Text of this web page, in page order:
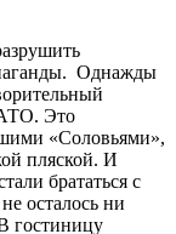
Однажды
Это
«Соловьями»,
пляской. И
брататься с
осталось ни
гостиницу